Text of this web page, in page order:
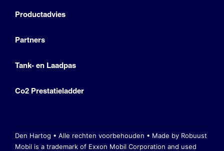
Productadvies
Partners
Tank- en Laadpas
Co2 Prestatieladder
Den Hartog • Alle rechten voorbehouden • Made by Robuust
Mobil is a trademark of Exxon Mobil Corporation and used